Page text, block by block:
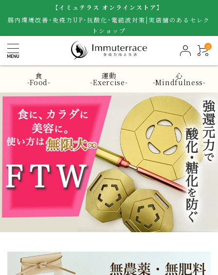
【イミュテラス オンラインストア】
腸内環境改善･免疫力UP･抗酸化･電磁波対策|実店舗のあるセレク
トショップ
0
食
-Food-
運動
-Exercise-
心
-Mindfulness-